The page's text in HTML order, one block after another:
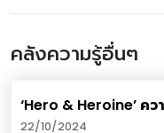
คลังความรู้อื่นๆ
‘Hero & Heroine’
มองสองศิลปิน Gen Z
22/10/2024